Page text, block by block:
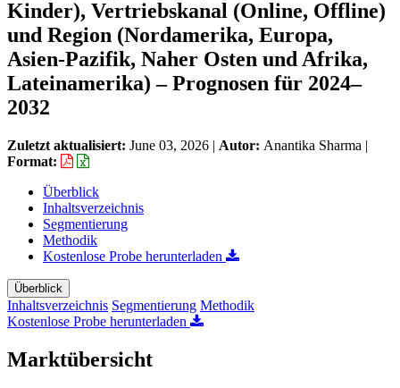
Kinder), Vertriebskanal (Online, Offline)
und Region (Nordamerika, Europa,
Asien-Pazifik, Naher Osten und Afrika,
Lateinamerika) – Prognosen für 2024–
2032
Zuletzt aktualisiert: June 03, 2026 | Autor: Anantika Sharma |
Format:
Überblick
Inhaltsverzeichnis
Segmentierung
Methodik
Kostenlose Probe herunterladen
Überblick
Inhaltsverzeichnis Segmentierung Methodik
Kostenlose Probe herunterladen
Marktübersicht